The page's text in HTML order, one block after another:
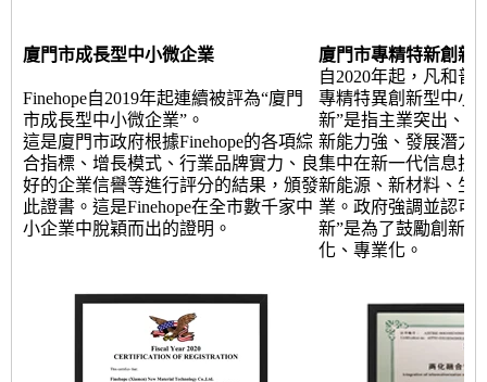
廈門市成長型中小微企業 廈門市專精特新創新
Finehope自2019年起連續被評為“廈門
市成長型中小微企業”。
這是廈門市政府根據Finehope的各項綜
合指標、增長模式、行業品牌實力、良
好的企業信譽等進行評分的結果，頒發
此證書。這是Finehope在全市數千家中
小企業中脫穎而出的證明。
自2020年起，凡和普
專精特異創新型中小
新”是指主業突出、
新能力強、發展潛力
集中在新一代信息技
新能源、新材料、生
業。政府強調並認可
新”是為了鼓勵創新
化、專業化。